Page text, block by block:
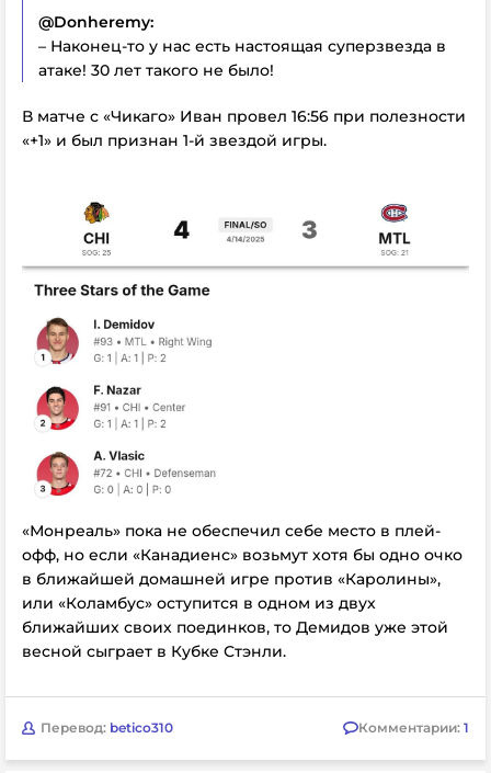
@Donheremy:
– Наконец-то у нас есть настоящая суперзвезда в
атаке! 30 лет такого не было!
В матче с «Чикаго» Иван провел 16:56 при полезности
«+1» и был признан 1-й звездой игры.
«Монреаль» пока не обеспечил себе место в плей-
офф, но если «Канадиенс» возьмут хотя бы одно очко
в ближайшей домашней игре против «Каролины»,
или «Коламбус» оступится в одном из двух
ближайших своих поединков, то Демидов уже этой
весной сыграет в Кубке Стэнли.
Перевод: betico310 Комментарии: 1